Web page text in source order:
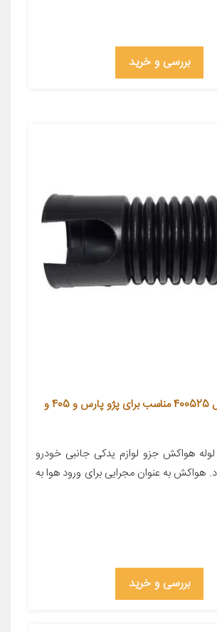
بررسی و خرید
لوله هواکش مدل 400525 مناسب برای پژو پارس و 405 و
هواکش جزو لوازم یدکی جانبی خودرو
به عنوان مجرایی برای ورود هوا به
بررسی و خرید